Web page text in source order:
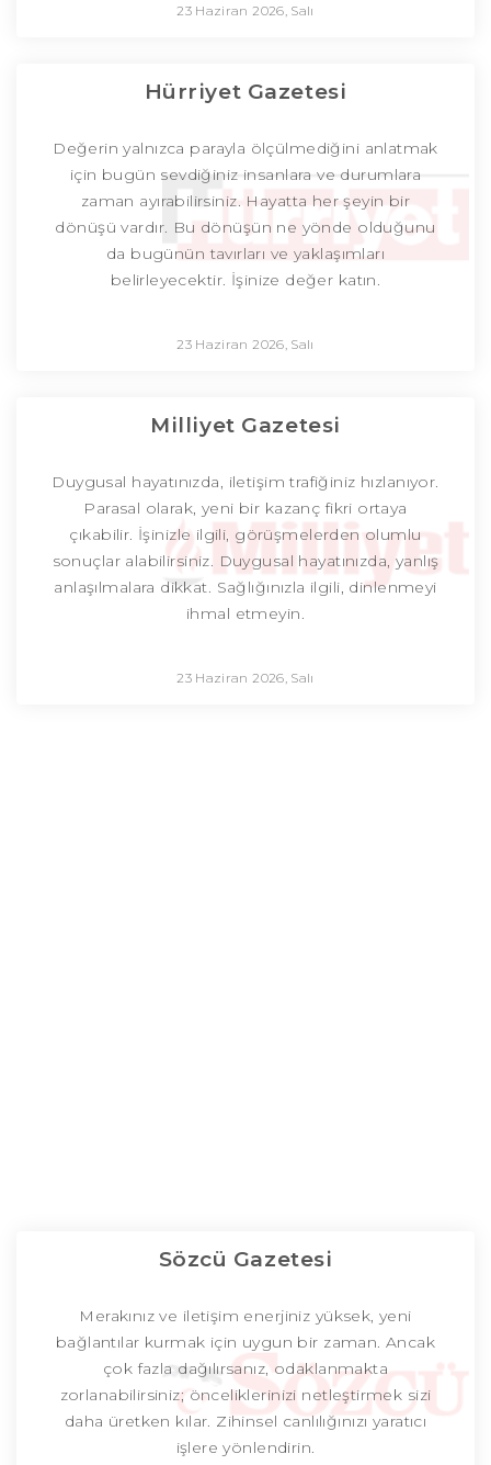
23 Haziran 2026, Salı
Hürriyet Gazetesi
Değerin yalnızca parayla ölçülmediğini anlatmak
için bugün sevdiğiniz insanlara ve durumlara
zaman ayırabilirsiniz. Hayatta her şeyin bir
dönüşü vardır. Bu dönüşün ne yönde olduğunu
da bugünün tavırları ve yaklaşımları
belirleyecektir. İşinize değer katın.
23 Haziran 2026, Salı
Milliyet Gazetesi
Duygusal hayatınızda, iletişim trafiğiniz hızlanıyor.
Parasal olarak, yeni bir kazanç fikri ortaya
çıkabilir. İşinizle ilgili, görüşmelerden olumlu
sonuçlar alabilirsiniz. Duygusal hayatınızda, yanlış
anlaşılmalara dikkat. Sağlığınızla ilgili, dinlenmeyi
ihmal etmeyin.
23 Haziran 2026, Salı
Sözcü Gazetesi
Merakınız ve iletişim enerjiniz yüksek, yeni
bağlantılar kurmak için uygun bir zaman. Ancak
çok fazla dağılırsanız, odaklanmakta
zorlanabilirsiniz; önceliklerinizi netleştirmek sizi
daha üretken kılar. Zihinsel canlılığınızı yaratıcı
işlere yönlendirin.